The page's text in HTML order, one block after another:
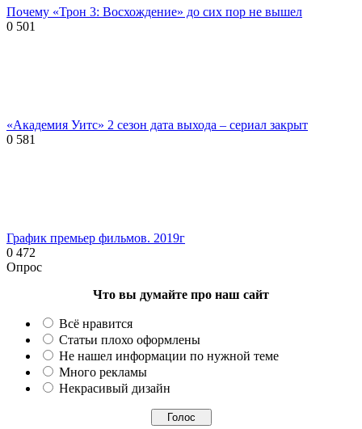
Почему «Трон 3: Восхождение» до сих пор не вышел
0 501
«Академия Уитс» 2 сезон дата выхода – сериал закрыт
0 581
График премьер фильмов. 2019г
0 472
Опрос
Что вы думайте про наш сайт
Всё нравится
Статьи плохо оформлены
Не нашел информации по нужной теме
Много рекламы
Некрасивый дизайн